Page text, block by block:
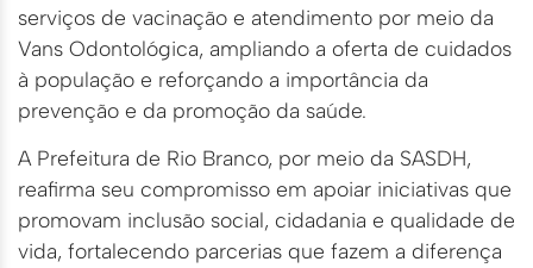
serviços de vacinação e atendimento por meio da
Vans Odontológica, ampliando a oferta de cuidados
à população e reforçando a importância da
prevenção e da promoção da saúde.
A Prefeitura de Rio Branco, por meio da SASDH,
reafirma seu compromisso em apoiar iniciativas que
promovam inclusão social, cidadania e qualidade de
vida, fortalecendo parcerias que fazem a diferença